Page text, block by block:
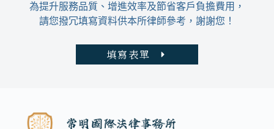
為提升服務品質、增進效率及節省客戶負擔費用，
請您撥冗填寫資料供本所律師參考，謝謝您！
填寫表單